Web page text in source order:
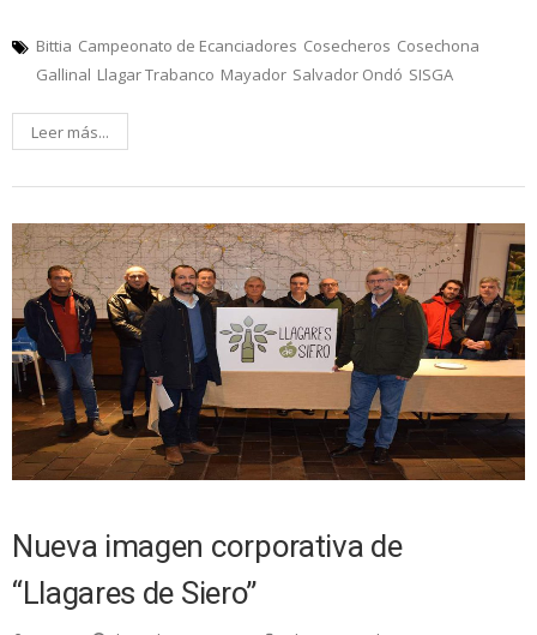
Bittia Campeonato de Ecanciadores Cosecheros Cosechona
Gallinal Llagar Trabanco Mayador Salvador Ondó SISGA
Leer más...
Nueva imagen corporativa de
“Llagares de Siero”